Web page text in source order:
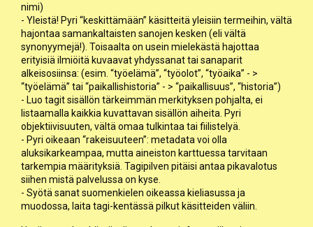
nimi)
- Yleistä! Pyri “keskittämään” käsitteitä yleisiin termeihin, vältä
hajontaa samankaltaisten sanojen kesken (eli vältä
synonyymejä!). Toisaalta on usein mielekästä hajottaa
erityisiä ilmiöitä kuvaavat yhdyssanat tai sanaparit
alkeisosiinsa: (esim. “työelämä”, “työolot”, “työaika” - >
“työelämä” tai “paikallishistoria” - > “paikallisuus”, “historia”)
- Luo tagit sisällön tärkeimmän merkityksen pohjalta, ei
listaamalla kaikkia kuvattavan sisällön aiheita. Pyri
objektiivisuuten, vältä omaa tulkintaa tai fiilistelyä.
- Pyri oikeaan “rakeisuuteen”: metadata voi olla
aluksikarkeampaa, mutta aineiston karttuessa tarvitaan
tarkempia määrityksiä. Tagipilven pitäisi antaa pikavalotus
siihen mistä palvelussa on kyse.
- Syötä sanat suomenkielen oikeassa kieliasussa ja
muodossa, laita tagi-kentässä pilkut käsitteiden väliin.